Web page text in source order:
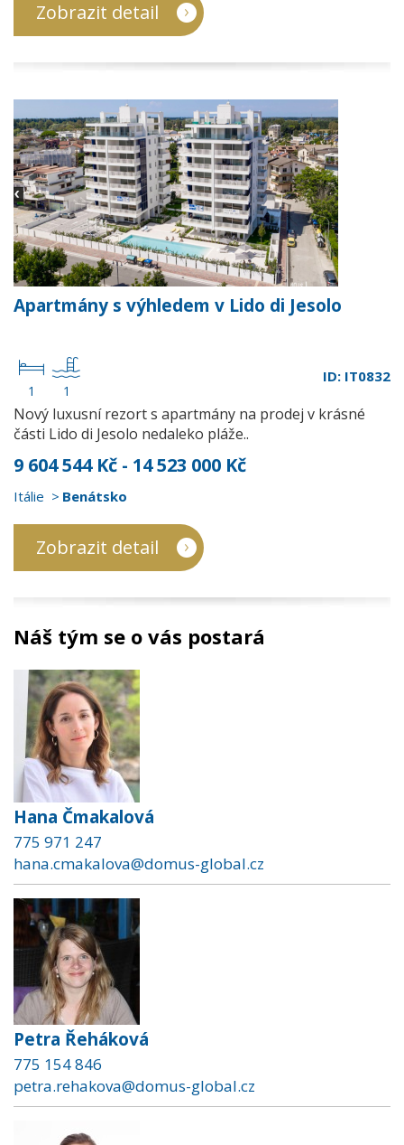
Zobrazit detail
Apartmány s výhledem v Lido di Jesolo
1 1
ID: IT0832
Nový luxusní rezort s apartmány na prodej v krásné
části Lido di Jesolo nedaleko pláže..
9 604 544 Kč - 14 523 000 Kč
Itálie Benátsko
Zobrazit detail
Náš tým se o vás postará
Hana Čmakalová
775 971 247
hana.cmakalova@domus-global.cz
Petra Řeháková
775 154 846
petra.rehakova@domus-global.cz